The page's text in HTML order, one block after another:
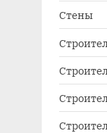
Стены